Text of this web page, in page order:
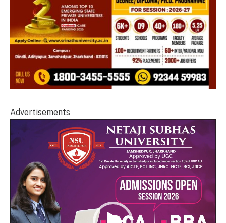
Advertisements
Player